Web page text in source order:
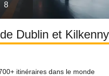
8
Dublin et Kilkenny
itinéraires dans le monde